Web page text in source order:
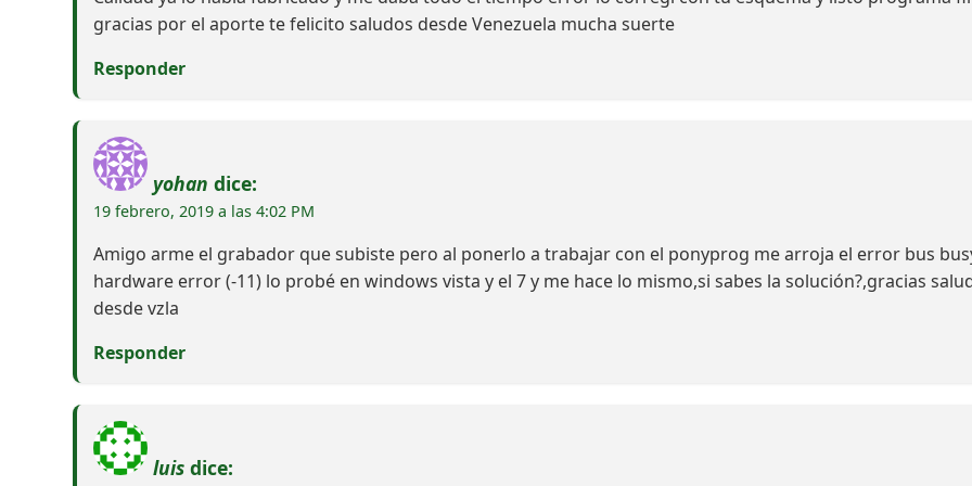
gracias por el aporte te felicito saludos desde Venezuela mucha suerte
Responder
yohan dice:
19 febrero, 2019 a las 4:02 PM
Amigo arme el grabador que subiste pero al ponerlo a trabajar con el ponyprog me arroja el error bus
hardware error (-11) lo probé en windows vista y el 7 y me hace lo mismo,si sabes la solución?,gracias
desde vzla
Responder
luis dice: